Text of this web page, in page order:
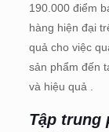
190.000 điểm
hàng hiện đại
quả cho việc
sản phẩm đến
và hiệu quả .
Tập trung